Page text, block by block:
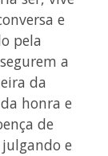
e
pela
a
da
honra e
de
e